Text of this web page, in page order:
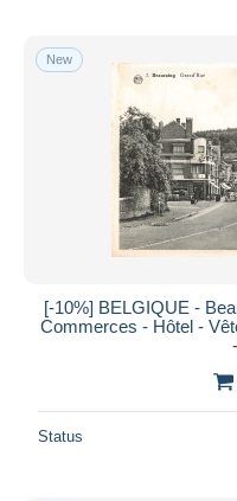
New
[-10%] BELGIQUE -
Commerces - Hôtel -
Status